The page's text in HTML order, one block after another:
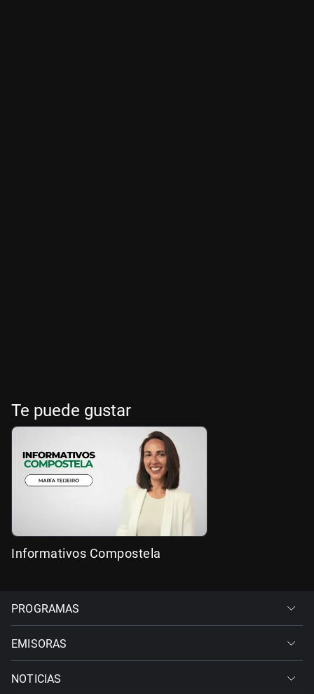
Te puede gustar
Informativos Compostela
PROGRAMAS
EMISORAS
NOTICIAS